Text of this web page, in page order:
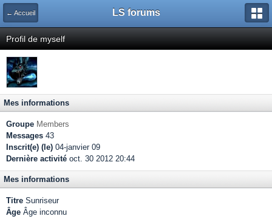
← Accueil LS forums
Profil de myself
Mes informations
Groupe Members
Messages 43
Inscrit(e) (le) 04-janvier 09
Dernière activité oct. 30 2012 20:44
Mes informations
Titre Sunriseur
Âge Âge inconnu